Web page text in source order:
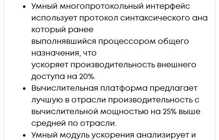
Умный многопротокольный интерфейс
использует протокол синтаксического
который ранее
выполнявшийся процессором общего
назначения, что
ускоряет производительность внешнего
доступа на 20%.
Вычислительная платформа предлагает
лучшую в отрасли производительность с
вычислительной мощностью на 25% выше
средней по отрасли.
Умный модуль ускорения анализирует и